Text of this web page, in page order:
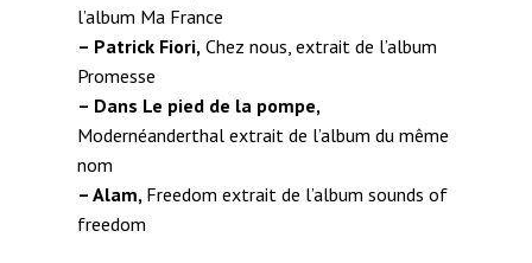
l’album Ma France
– Patrick Fiori, Chez nous, extrait de l’album
Promesse
– Dans Le pied de la pompe,
Modernéanderthal extrait de l’album du même
nom
– Alam, Freedom extrait de l’album sounds of
freedom